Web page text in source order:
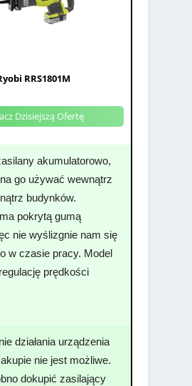
RRS1801M
Dzisiejszą Ofertę
akumulatorowo,
go używać wewnątrz
budynków.
pokrytą gumą
nie wyślizgnie nam się
w czasie pracy. Model
prędkości
działania urządzenia
nie jest możliwe.
dokupić zasilający